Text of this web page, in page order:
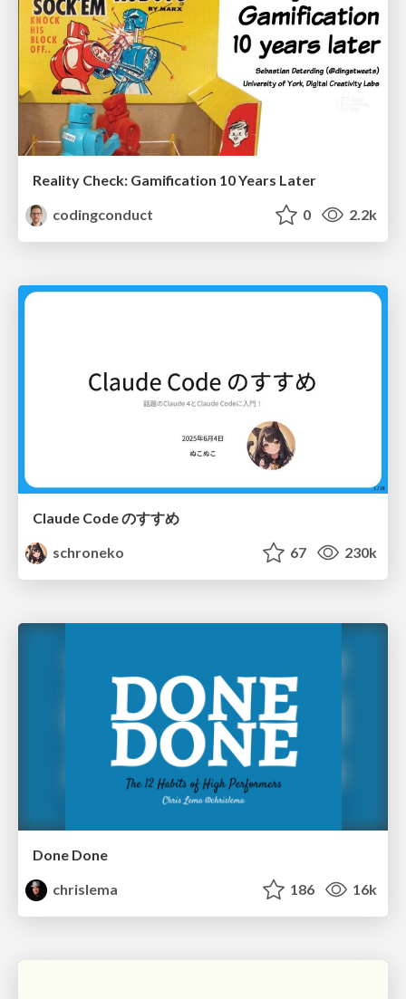
Reality Check: Gamification 10 Years Later
codingconduct
0 2.2k
Claude Code のすすめ
schroneko
67 230k
Done Done
chrislema
186 16k